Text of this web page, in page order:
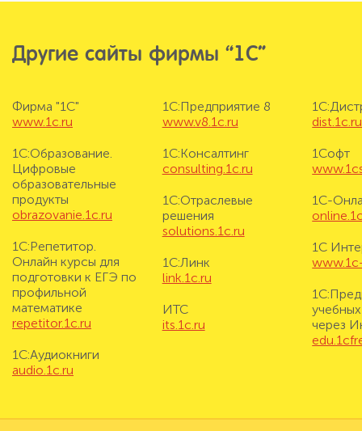
Другие сайты фирмы “1С”
Фирма "1С"
www.1c.ru
1С:Образование.
Цифровые
образовательные
продукты
obrazovanie.1c.ru
1С:Репетитор.
Онлайн курсы для
подготовки к ЕГЭ по
профильной
математике
repetitor.1c.ru
1С:Аудиокниги
audio.1c.ru
1С:Предприятие 8
www.v8.1c.ru
1С:Консалтинг
consulting.1c.ru
1С:Отраслевые
решения
solutions.1c.ru
1С:Линк
link.1c.ru
ИТС
its.1c.ru
dist.1c.ru
1Софт
1С-
1С
через